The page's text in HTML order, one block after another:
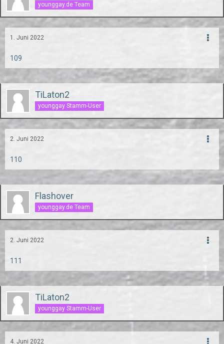
younggay.de Team
1. Juni 2022
109
TiLaton2
younggay Stamm-User
2. Juni 2022
110
Flashover
younggay.de Team
2. Juni 2022
111
TiLaton2
younggay Stamm-User
4. Juni 2022